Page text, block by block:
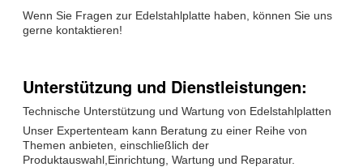
Wenn Sie Fragen zur Edelstahlplatte haben, können Sie uns
gerne kontaktieren!
Unterstützung und Dienstleistungen:
Technische Unterstützung und Wartung von Edelstahlplatten
Unser Expertenteam kann Beratung zu einer Reihe von
Themen anbieten, einschließlich der
Produktauswahl,Einrichtung, Wartung und Reparatur.